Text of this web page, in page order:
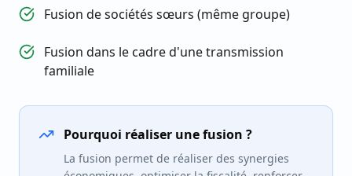
Fusion de sociétés sœurs (même groupe)
Fusion dans le cadre d'une transmission
familiale
Pourquoi réaliser une fusion ?
La fusion permet de réaliser des synergies